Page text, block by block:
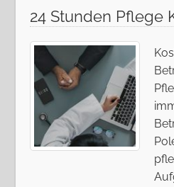
24 Stunden Pflege